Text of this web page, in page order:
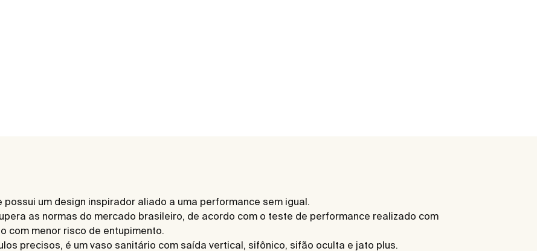
um design inspirador aliado a uma performance sem igual.
as normas do mercado brasileiro, de acordo com o teste de performance realizado com
com menor risco de entupimento.
precisos, é um vaso sanitário com saída vertical, sifônico, sifão oculta e jato plus.